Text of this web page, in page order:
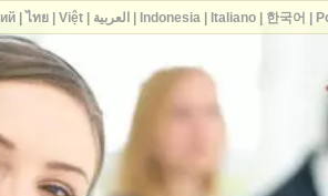
| ไทย| Việt| العربية Indonesia| Italiano| 한국어